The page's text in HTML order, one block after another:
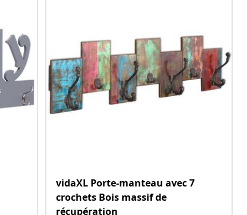
vidaXL Porte-manteau avec 7
crochets Bois massif de
récupération